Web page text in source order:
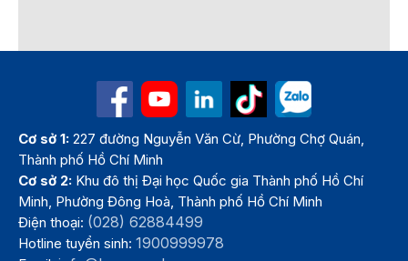
Cơ sở 1: 227 đường Nguyễn Văn Cừ, Phường Chợ Quán,
Thành phố Hồ Chí Minh
Cơ sở 2: Khu đô thị Đại học Quốc gia Thành phố Hồ Chí
Minh, Phường Đông Hoà, Thành phố Hồ Chí Minh
Điện thoại: (028) 62884499
Hotline tuyển sinh:1900999978